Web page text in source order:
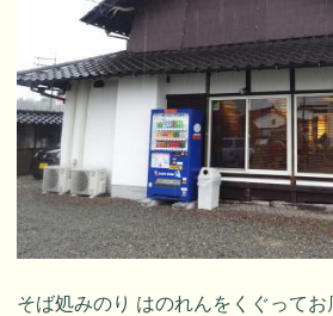
そば処みのり はのれんをくぐって